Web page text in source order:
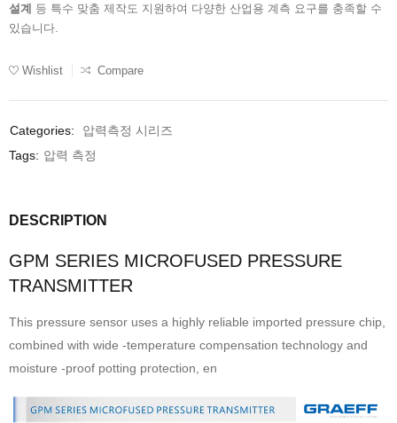
설계 등 특수 맞춤 제작도 지원하여 다양한 산업용 계측 요구를 충족할 수
있습니다.
Wishlist Compare
Categories:
압력측정 시리즈
Tags: 압력 측정
DESCRIPTION
GPM SERIES MICROFUSED PRESSURE
TRANSMITTER
This pressure sensor uses a highly reliable imported pressure chip,
combined with wide -temperature compensation technology and
moisture -proof potting protection, en